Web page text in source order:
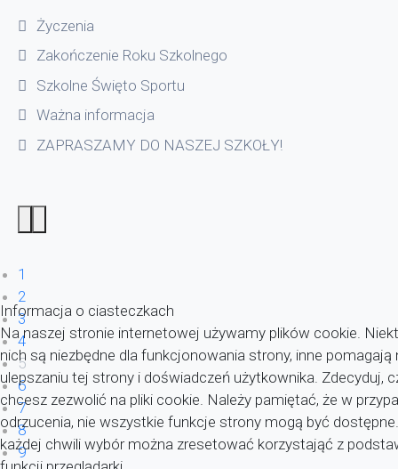
Życzenia
Zakończenie Roku Szkolnego
Szkolne Święto Sportu
Ważna informacja
ZAPRASZAMY DO NASZEJ SZKOŁY!
1
2
3
4
5
6
7
8
9
Informacja o ciasteczkach
Na naszej stronie internetowej używamy plików cookie.
nich są niezbędne dla funkcjonowania strony, inne pomagają
ulepszaniu tej strony i doświadczeń użytkownika. Zdecyduj,
chcesz zezwolić na pliki cookie. Należy pamiętać, że w
odrzucenia, nie wszystkie funkcje strony mogą być
każdej chwili wybór można zresetować korzystająć z